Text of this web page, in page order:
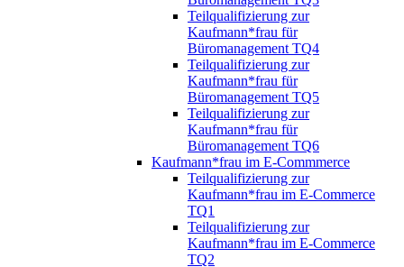
Teilqualifizierung zur
Kaufmann*frau für
Büromanagement TQ4
Teilqualifizierung zur
Kaufmann*frau für
Büromanagement TQ5
Teilqualifizierung zur
Kaufmann*frau für
Büromanagement TQ6
Kaufmann*frau im E-Commmerce
Teilqualifizierung zur
Kaufmann*frau im E-Commerce
TQ1
Teilqualifizierung zur
Kaufmann*frau im E-Commerce
TQ2